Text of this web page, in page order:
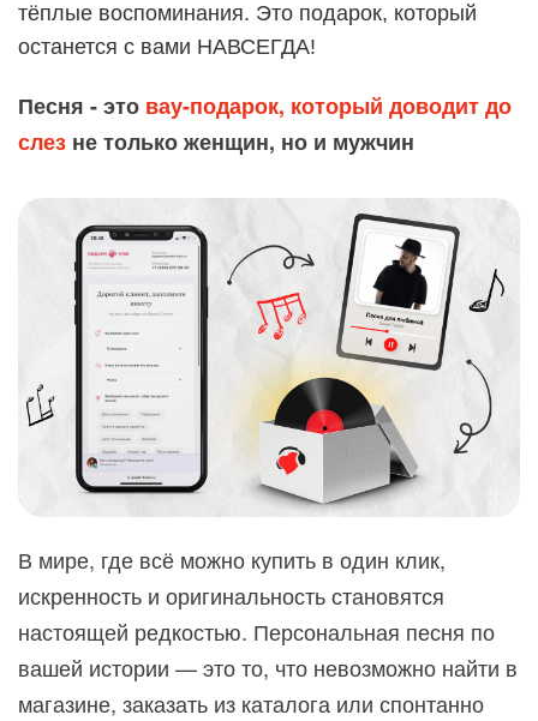
тёплые воспоминания. Это подарок, который
останется с вами НАВСЕГДА!
Песня - это вау-подарок, который доводит до
слез не только женщин, но и мужчин
В мире, где всё можно купить в один клик,
искренность и оригинальность становятся
настоящей редкостью. Персональная песня по
вашей истории — это то, что невозможно найти в
магазине, заказать из каталога или спонтанно